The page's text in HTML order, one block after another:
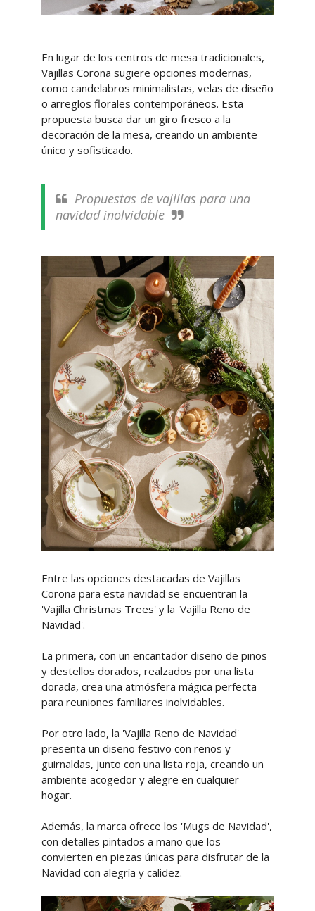
En lugar de los centros de mesa tradicionales,
Vajillas Corona sugiere opciones modernas,
como candelabros minimalistas, velas de diseño
o arreglos florales contemporáneos. Esta
propuesta busca dar un giro fresco a la
decoración de la mesa, creando un ambiente
único y sofisticado.
Propuestas de vajillas para una
navidad inolvidable
Entre las opciones destacadas de Vajillas
Corona para esta navidad se encuentran la
'Vajilla Christmas Trees' y la 'Vajilla Reno de
Navidad'.
La primera, con un encantador diseño de pinos
y destellos dorados, realzados por una lista
dorada, crea una atmósfera mágica perfecta
para reuniones familiares inolvidables.
Por otro lado, la 'Vajilla Reno de Navidad'
presenta un diseño festivo con renos y
guirnaldas, junto con una lista roja, creando un
ambiente acogedor y alegre en cualquier
hogar.
Además, la marca ofrece los 'Mugs de Navidad',
con detalles pintados a mano que los
convierten en piezas únicas para disfrutar de la
Navidad con alegría y calidez.